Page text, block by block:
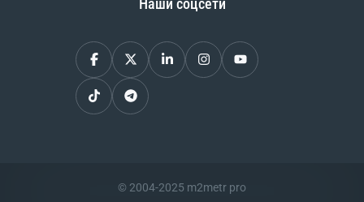
Наши соцсети
© 2004-2025 m2metr pro